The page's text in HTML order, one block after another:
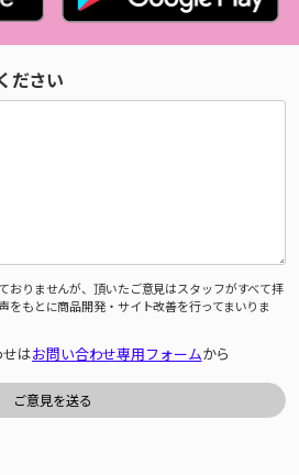
ださい
おりませんが、頂いたご意見はスタッフがすべて拝
をもとに商品開発・サイト改善を行ってまいりま
はお問い合わせ専用フォームから